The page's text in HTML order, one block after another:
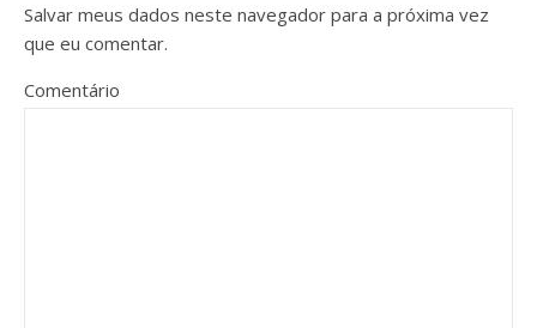
Salvar meus dados neste navegador para a próxima vez
que eu comentar.
Comentário